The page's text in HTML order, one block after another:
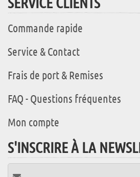
Commande rapide
Service & Contact
Frais de port & Remises
FAQ - Questions fréquentes
Mon compte
S'INSCRIRE À LA